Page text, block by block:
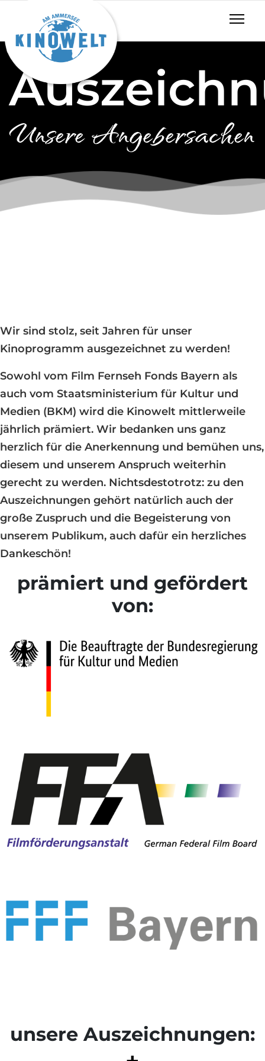
Unsere Angebersachen
Wir sind stolz, seit Jahren für unser
Kinoprogramm ausgezeichnet zu werden!
Sowohl vom Film Fernseh Fonds Bayern als
auch vom Staatsministerium für Kultur und
Medien (BKM) wird die Kinowelt mittlerweile
jährlich prämiert. Wir bedanken uns ganz
herzlich für die Anerkennung und bemühen uns,
diesem und unserem Anspruch weiterhin
gerecht zu werden. Nichtsdestotrotz: zu den
Auszeichnungen gehört natürlich auch der
große Zuspruch und die Begeisterung von
unserem Publikum, auch dafür ein herzliches
Dankeschön!
prämiert und gefördert
von:
unsere Auszeichnungen: